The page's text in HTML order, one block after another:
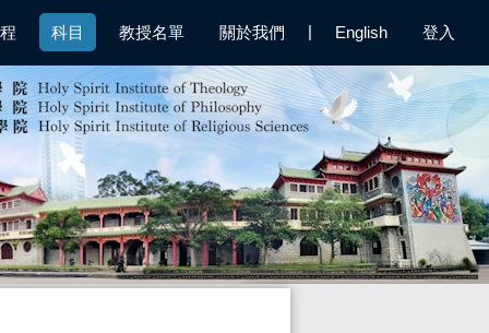
科目 教授名單 關於我們 | English 登入